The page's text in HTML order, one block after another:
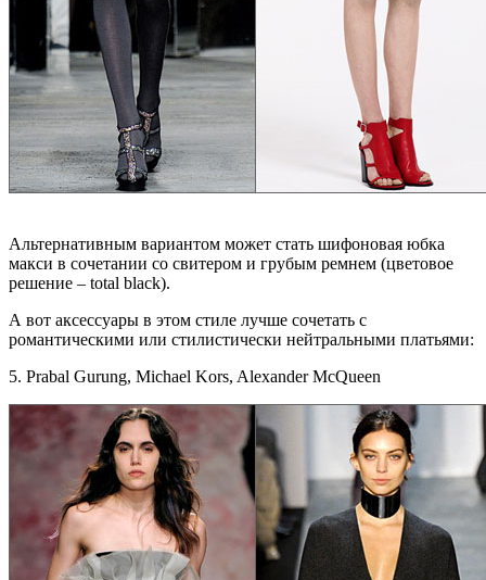
Альтернативным вариантом может стать шифоновая юбка
макси в сочетании со свитером и грубым ремнем (цветовое
решение – total black).
А вот аксессуары в этом стиле лучше сочетать с
романтическими или стилистически нейтральными платьями:
5. Prabal Gurung, Michael Kors, Alexander McQueen